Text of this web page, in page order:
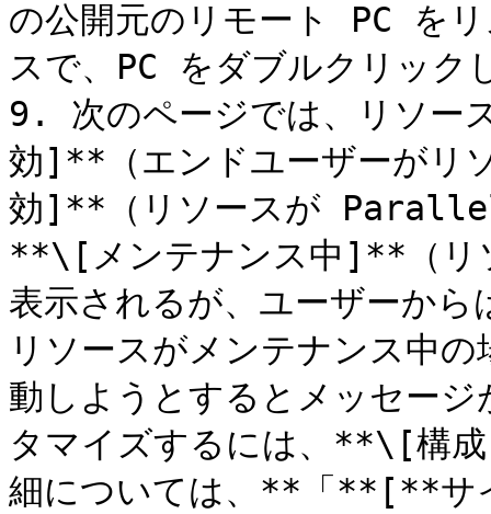
の公開元のリモート PC を
スで、PC をダブルクリック
9. 次のページでは、リソー
効]**（エンドユーザーがリ
効]**（リソースが
**\[メンテナンス中]**（
表示されるが、ユーザーか
リソースがメンテナンス中
動しようとするとメッセー
タマイズするには、**\[構
細については、**「**[**サ